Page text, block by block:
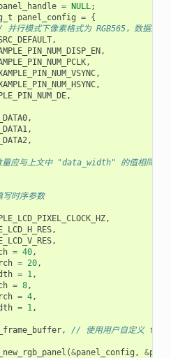
= NULL;
panel_config = {
行模式下像素格式为 RGB565，数据宽
,
,
,
,
,
,
,
,
,
应与上文中 "data_width" 的值相同
时序参数
,
,
,
= 40,
= 20,
= 1,
= 8,
= 4,
= 1,
,
// 使用用户自定义
(&panel_config , &